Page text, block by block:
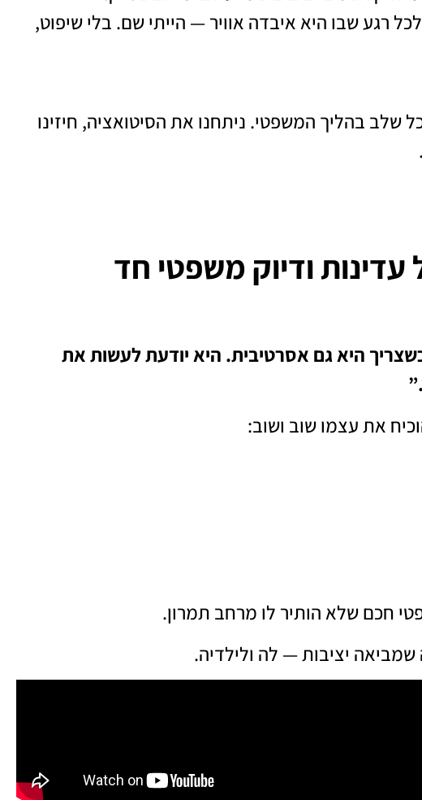
שבו היא איבדה אוויר — הייתי שם. בלי שיפוט,
שלב בהליך המשפטי. ניתחנו את הסיטואציה, חיזינו
ודיוק משפטי חד
היא גם אסרטיבית. היא יודעת לעשות את
את עצמו שוב ושוב:
חכם שלא הותיר לו מרחב תמרון.
יציבות — לה ולילדיה.